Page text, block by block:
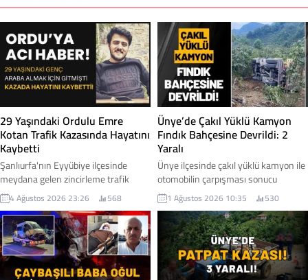
29 Yaşındaki Ordulu Emre
Kotan Trafik Kazasında Hayatını
Kaybetti
Şanlıurfa'nın Eyyübiye ilçesinde
meydana gelen zincirleme trafik
kazasında, Ordu'nun Ulubey ilçesi
nüfusuna kayıtlı 29 yaşındaki Emre
Kotan hayatını kaybetti. Araba almak
için Şanlıurfa'ya gittiği öğrenilen
gençten gelen acı haber, memleketini
yasa boğdu. İşte detaylar...
4 Ağustos 2026 23:26 568
Ünye’de Çakıl Yüklü Kamyon
Fındık Bahçesine Devrildi: 2
Yaralı
Ünye ilçesinde çakıl yüklü kamyon ile
otomobilin çarpışması sonucu
meydana gelen trafik kazasında iki
kişi yaralanırken, kontrolden çıkan
kamyon yol kenarındaki fındık
bahçesine savruldu. İşte detaylar...
1 Ağustos 2026 10:35 530